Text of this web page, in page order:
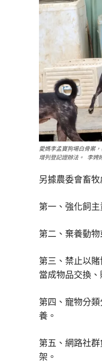
愛媽李孟寶狗場白骨案
增列登記證辦法。 李娉
另據農委會畜
第一、強化飼
第二、棄養動
第三、禁止以
當成物品交換
第四、寵物分
養。
第五、網路社
架。